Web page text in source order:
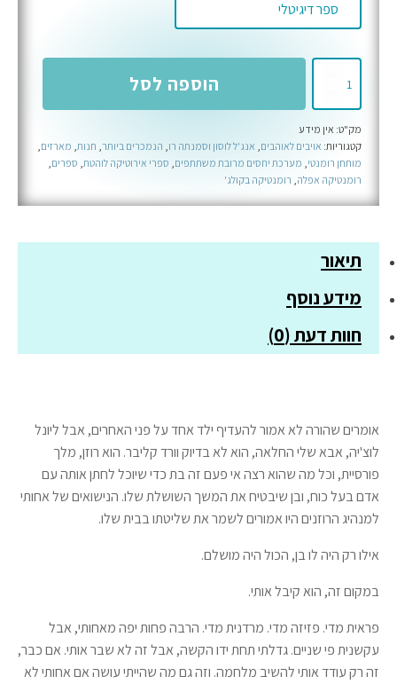
הדוכסים
-
המארז
המלא
הוספה לסל
מק"ט: אין מידע
קטגוריות: אויבים לאוהבים, אנג'ל לוסון וסמנתה רו, הנמכרים ביותר, חנות, מארזים,
מותחן רומנטי, מערכת יחסים מרובת משתתפים, ספרי אירוטיקה לוהטת, ספרים,
רומנטיקה אפלה, רומנטיקה בקולג'
תיאור
מידע נוסף
חוות דעת (0)
אומרים שהורה לא אמור להעדיף ילד אחד על פני האחרים, אבל ליונל
לוצ'יה, אבא שלי החלאה, הוא לא בדיוק וורד קליבר. הוא רוזן, מלך
פורסיית, וכל מה שהוא רצה אי פעם זה בת כדי שיוכל לחתן אותה עם
אדם בעל כוח, ובן שיבטיח את המשך השושלת שלו. הנישואים של אחותי
למנהיג הרוזנים היו אמורים לשמר את שליטתו בבית שלו.
אילו רק היה לו בן, הכול היה מושלם.
במקום זה, הוא קיבל אותי.
פראית מדי. פזיזה מדי. מרדנית מדי. הרבה פחות יפה מאחותי, אבל
עקשנית פי שניים. גדלתי תחת ידו הקשה, אבל זה לא שבר אותי. אם כבר,
זה רק עודד אותי להשיב מלחמה. וזה גם מה שהייתי עושה אם אחותי לא